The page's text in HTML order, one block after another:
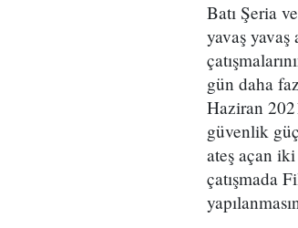
Batı Şeria
yavaş yavaş
gün daha
Haziran
güvenlik
ateş açan
çatışmada